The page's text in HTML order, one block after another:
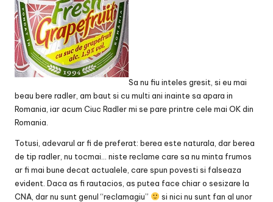
Sa nu fiu inteles gresit, si eu mai
beau bere radler, am baut si cu multi ani inainte sa apara in
Romania, iar acum Ciuc Radler mi se pare printre cele mai OK din
Romania.
Totusi, adevarul ar fi de preferat: berea este naturala, dar berea
de tip radler, nu tocmai… niste reclame care sa nu minta frumos
ar fi mai bune decat actualele, care spun povesti si falseaza
evident. Daca as fi rautacios, as putea face chiar o sesizare la
CNA, dar nu sunt genul “reclamagiu”
si nici nu sunt fan al unor